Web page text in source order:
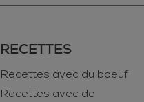
RECETTES
Recettes avec du boeuf
Recettes avec de